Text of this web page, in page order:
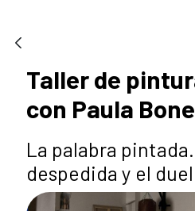
Taller de
con Paula
La palabra
despedida y el